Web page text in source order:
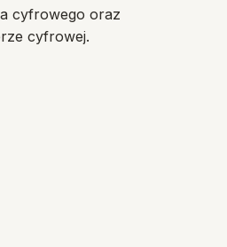
cyfrowego oraz
cyfrowej.